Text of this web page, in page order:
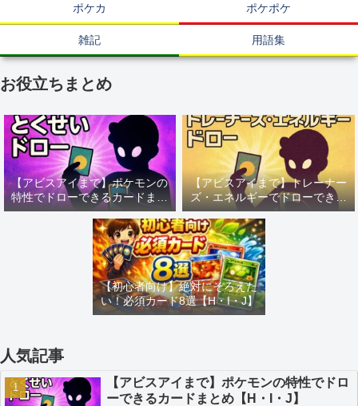
ポケカ ポケポケ
雑記 用語集
お役立ちまとめ
【アビスアイまで】ポケモンの
特性でドローできるカードまと
め【H・I・J】
【アビスアイまで】トレーナー
ズ・エネルギーでドローできる
カードまとめ【H・I・J】
【初心者向け】絶対にそろえた
い！必須カード8選【H・I・J】
人気記事
【アビスアイまで】ポケモンの特性でドロ
ーできるカードまとめ【H・I・J】